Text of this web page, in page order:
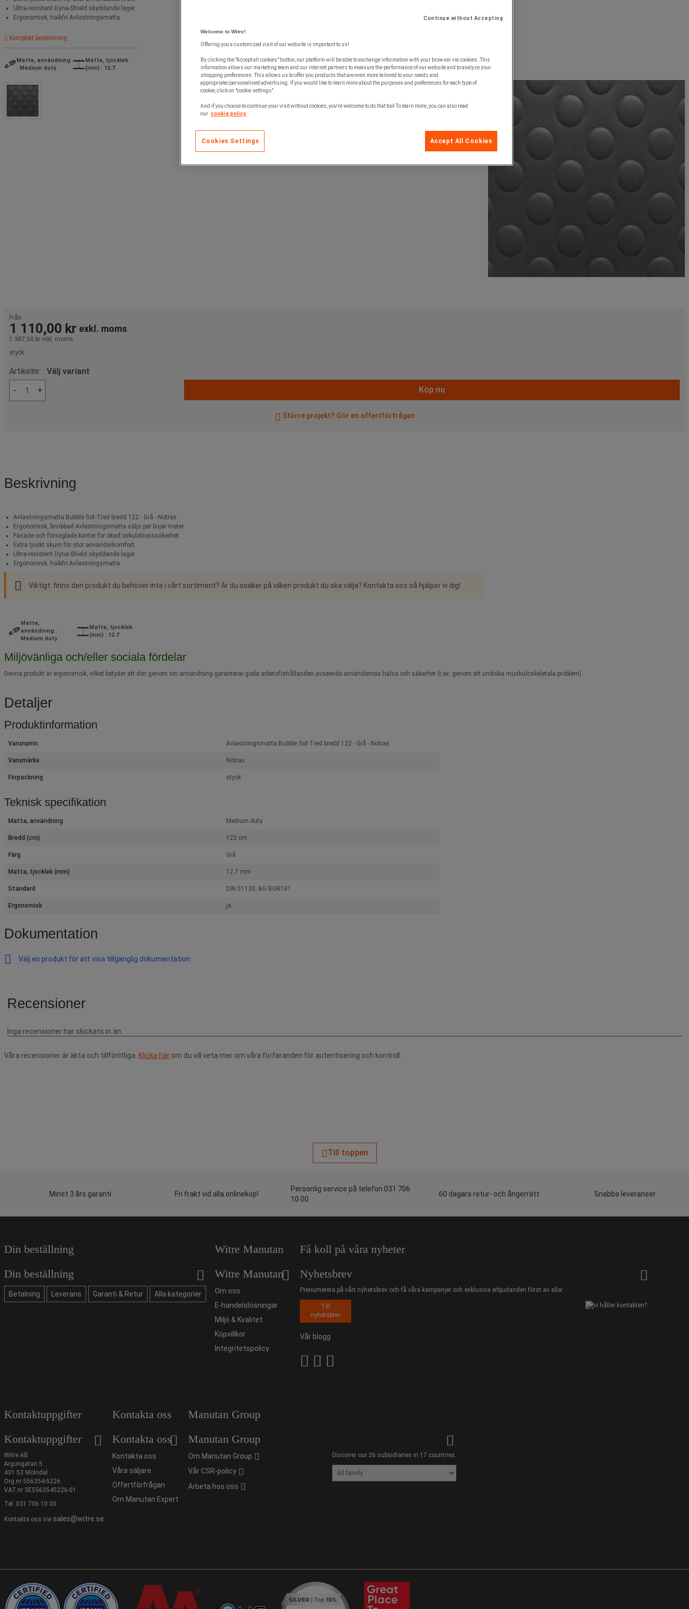
Ultra-resistent Dyna-Shield skyddande lager.
Ergonomisk, halkfri Avlastningsmatta.
Komplett beskrivning
Matta, användning
: Medium duty
Matta, tjocklek
(mm) : 12.7
Från
1 110,00 kr exkl. moms
1 387,50 kr inkl. moms
styck
Artikelnr: : Välj variant
-
+ Köp nu
Större projekt? Gör en offertförfrågan
Beskrivning
Avlastningsmatta Bubble Sof-Tred bredd 122 - Grå - Notrax.
Ergonomisk, finribbad Avlastningsmatta säljs per linjär meter.
Fasade och förseglade kanter för ökad cirkulationssäkerhet.
Extra tjockt skum för stor användarkomfort.
Ultra-resistent Dyna-Shield skyddande lager.
Ergonomisk, halkfri Avlastningsmatta.
Viktigt: finns den produkt du behöver inte i vårt sortiment? Är du osäker på vilken produkt du ska välja? Kontakta oss så hjälper vi dig!
Matta,
användning :
Medium duty
Matta, tjocklek
(mm) : 12.7
Miljövänliga och/eller sociala fördelar
Denna produkt är ergonomisk, vilket betyder att den genom sin användning garanterar goda arbetsförhållanden avseende användarnas hälsa och säkerhet (t.ex. genom att undvika muskuloskeletala problem).
Detaljer
Produktinformation
Varunamn Avlastningsmatta Bubble Sof-Tred bredd 122 - Grå - Notrax
Varumärke Notrax
Förpackning styck
Teknisk specifikation
Matta, användning Medium duty
Bredd (cm) 122 cm
Färg Grå
Matta, tjocklek (mm) 12.7 mm
Standard DIN 51130, BG BGR181
Ergonomisk ja
Dokumentation
Välj en produkt för att visa tillgänglig dokumentation
Våra recensioner är äkta och tillförlitliga. Klicka här om du vill veta mer om våra förfaranden för autentisering och kontroll.
Till toppen
Minst 3 års garanti Fri frakt vid alla onlineköp!
Personlig service på telefon 031 706
10 00
60 dagars retur- och ångerrätt Snabba leveranser
Din beställning
Din beställning
Betalning Leverans Garanti & Retur Alla kategorier
Witre Manutan
Witre Manutan
Om oss
E-handelslösningar
Miljö & Kvalitet
Köpvillkor
Integritetspolicy
Få koll på våra nyheter
Nyhetsbrev
Prenumerera på vårt nyhetsbrev och få våra kampanjer och exklusiva erbjudanden först av alla!
Till
nyhetsbrev
Vår blogg
Kontaktuppgifter
Kontaktuppgifter
Witre AB
Argongatan 5
431 53 Mölndal
Org.nr 556354-5226
VAT.nr SE5563545226-01
Tel: 031 706 10 00
Kontakta oss via sales@witre.se
Kontakta oss
Kontakta oss
Kontakta oss
Våra säljare
Offertförfrågan
Om Manutan Expert
Manutan Group
Manutan Group
Om Manutan Group
Vår CSR-policy
Arbeta hos oss
Discover our 26 subsidiaries in 17 countries.
Continue without Accepting
Welcome to Witre!
Offering you a customized visit of our website is important to us!
By clicking the "Accept all cookies" button, our platform will be able to exchange information with your browser via cookies. This
information allows our marketing team and our internet partners to measure the performance of our website and to analyze your
shopping preferences. This allows us to offer you products that are even more tailored to your needs and
appropriate/personalised advertising. If you would like to learn more about the purposes and preferences for each type of
cookie, click on "cookie settings".
And if you choose to continue your visit without cookies, you're welcome to do that too! To learn more, you can also read
our cookie policy.
Accept All Cookies
Cookies Settings